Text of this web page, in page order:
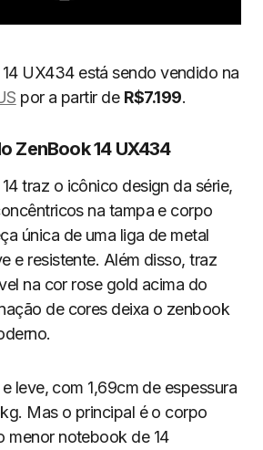
UX434 está sendo vendido na
por a partir de R$7.199.
ZenBook 14 UX434
traz o icônico design da série,
na tampa e corpo
única de uma liga de metal
e resistente. Além disso, traz
na cor rose gold acima do
de cores deixa o zenbook
leve, com 1,69cm de espessura
Mas o principal é o corpo
menor notebook de 14